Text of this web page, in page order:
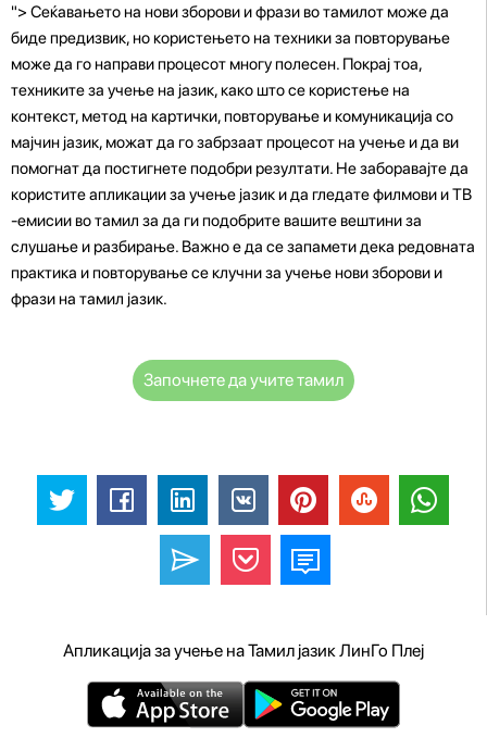
"> Сеќавањето на нови зборови и фрази во тамилот може да
биде предизвик, но користењето на техники за повторување
може да го направи процесот многу полесен. Покрај тоа,
техниките за учење на јазик, како што се користење на
контекст, метод на картички, повторување и комуникација со
мајчин јазик, можат да го забрзаат процесот на учење и да ви
помогнат да постигнете подобри резултати. Не заборавајте да
користите апликации за учење јазик и да гледате филмови и ТВ
-емисии во тамил за да ги подобрите вашите вештини за
слушање и разбирање. Важно е да се запамети дека редовната
практика и повторување се клучни за учење нови зборови и
фрази на тамил јазик.
Започнете да учите тамил
Апликација за учење на Тамил јазик ЛинГо Плеј